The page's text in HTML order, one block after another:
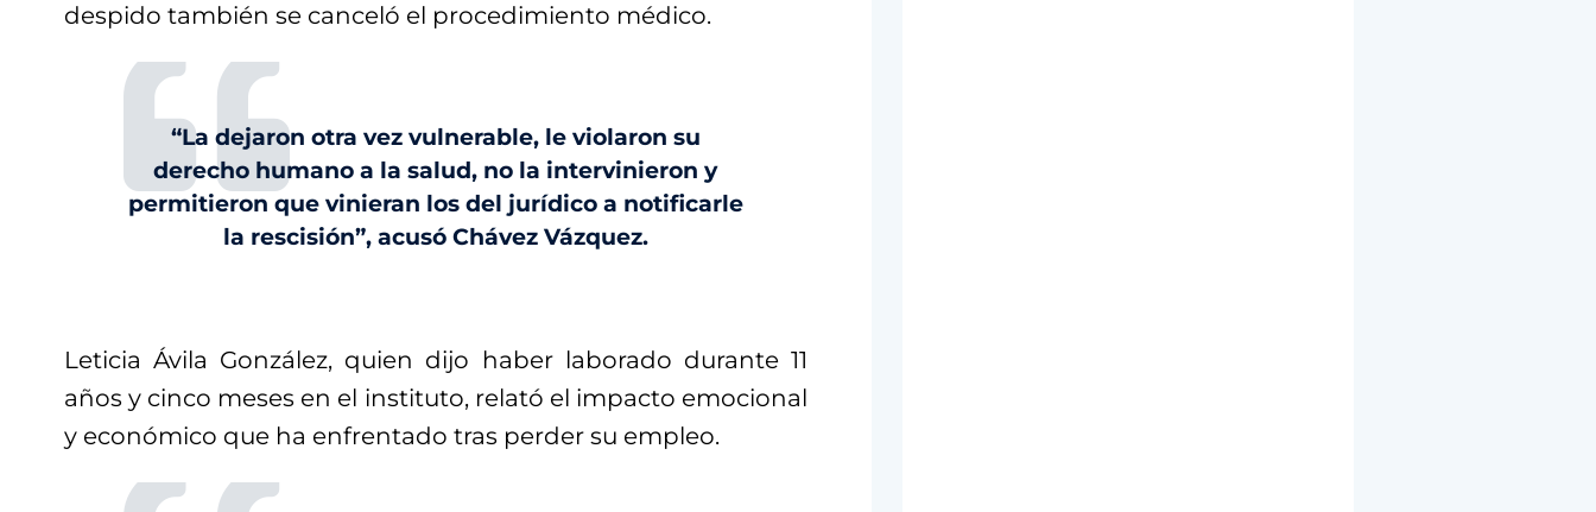
despido también se canceló el procedimiento médico.
“La dejaron otra vez vulnerable, le violaron su
derecho humano a la salud, no la intervinieron y
permitieron que vinieran los del jurídico a notificarle
la rescisión”, acusó Chávez Vázquez.
Leticia Ávila González, quien dijo haber laborado durante 11
años y cinco meses en el instituto, relató el impacto emocional
y económico que ha enfrentado tras perder su empleo.